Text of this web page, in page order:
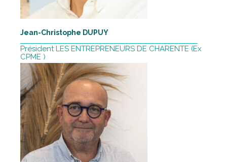
Jean-Christophe DUPUY
Président LES ENTREPRENEURS DE CHARENTE (Ex
CPME )